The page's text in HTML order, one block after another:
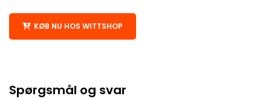
KØB NU HOS WITTSHOP
Spørgsmål og svar